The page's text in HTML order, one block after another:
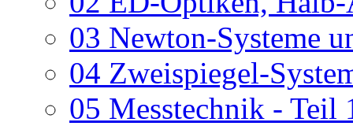
03 Newton-Systeme
04 Zweispiegel-
05 Messtechnik - Teil